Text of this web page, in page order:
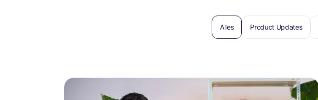
Alles Product Updates